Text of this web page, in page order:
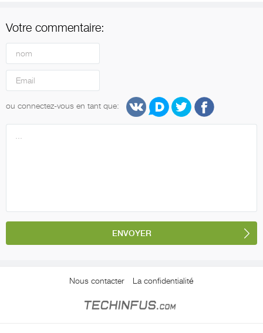
Votre commentaire:
ou connectez-vous en tant que:
Nous contacter La confidentialité